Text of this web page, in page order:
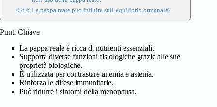
La pappa reale può influire sull’equilibrio ormonale?
Punti Chiave
La pappa reale è ricca di nutrienti essenziali.
Supporta diverse funzioni fisiologiche grazie alle sue
proprietà biologiche.
È utilizzata per contrastare anemia e astenia.
Rinforza le difese immunitarie.
Può ridurre i sintomi della menopausa.